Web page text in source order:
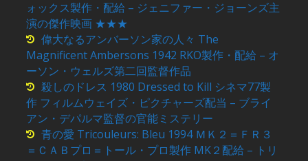
ォックス製作・配給 – ジェニファー・ジョーンズ主
演の傑作映画 ★★★
偉大なるアンバーソン家の人々 The
Magnificent Ambersons 1942 RKO製作・配給 – オ
ーソン・ウェルズ第二回監督作品
殺しのドレス 1980 Dressed to Kill シネマ77製
作 フィルムウェイズ・ピクチャーズ配当 – ブライ
アン・デパルマ監督の官能ミステリー
青の愛 Tricouleurs: Bleu 1994 ＭＫ２＝ＦＲ３
＝ＣＡＢプロ＝トール・プロ製作 MK２配給 – トリ